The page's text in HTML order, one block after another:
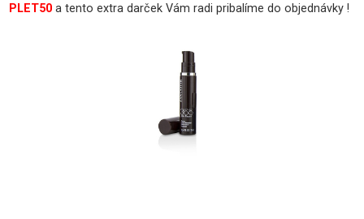
PLET50a tento extra darček Vám radi pribalíme do objednávky !